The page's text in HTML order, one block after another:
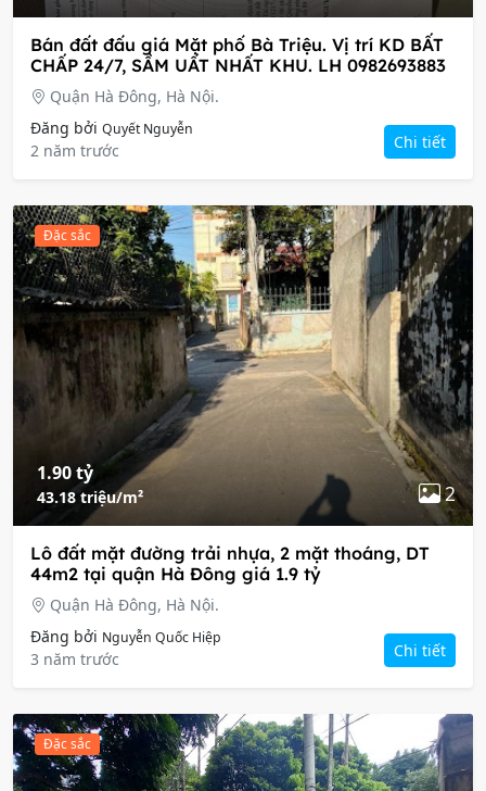
Bán đất đấu giá Mặt phố Bà Triệu. Vị trí KD BẤT
CHẤP 24/7, SẦM UẤT NHẤT KHU. LH 0982693883
Quận Hà Đông, Hà Nội.
Đăng bởi Quyết Nguyễn
2 năm trước Chi tiết
Đặc sắc
1.90 tỷ
43.18 triệu/m² 2
Lô đất mặt đường trải nhựa, 2 mặt thoáng, DT
44m2 tại quận Hà Đông giá 1.9 tỷ
Quận Hà Đông, Hà Nội.
Đăng bởi Nguyễn Quốc Hiệp
3 năm trước Chi tiết
Đặc sắc